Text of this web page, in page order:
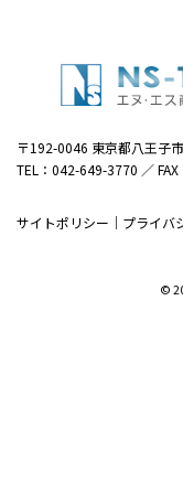
〒192-0046 東京都八王子
TEL：042-649-3770 ／
サイトポリシー ｜ プライバ
©